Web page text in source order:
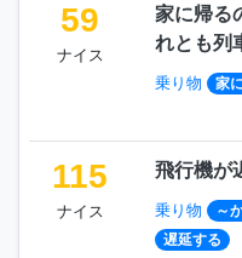
59
ナイス
家に帰る
れとも列
乗り物 家
115
ナイス
飛行機が
乗り物
～
遅延する